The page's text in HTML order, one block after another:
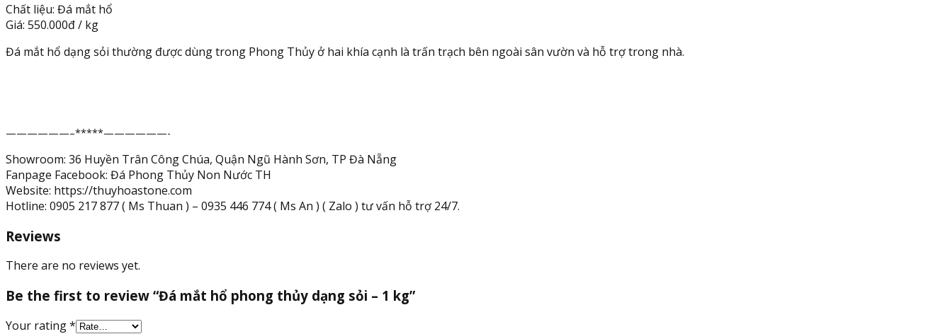
-
1
kg
Chất liệu: Đá mắt hổ
Giá: 550.000đ / kg
Đá mắt hổ dạng sỏi thường được dùng trong Phong Thủy ở hai khía cạnh là trấn trạch bên ngoài sân vườn và hỗ trợ trong nhà.
——————–*****——————-
Showroom: 36 Huyền Trân Công Chúa, Quận Ngũ Hành Sơn, TP Đà Nẵng
Fanpage Facebook: Đá Phong Thủy Non Nước TH
Website: https://thuyhoastone.com
Hotline: 0905 217 877 ( Ms Thuan ) – 0935 446 774 ( Ms An ) ( Zalo ) tư vấn hỗ trợ 24/7.
Reviews
There are no reviews yet.
Be the first to review “Đá mắt hổ phong thủy dạng sỏi – 1 kg”
Your rating*